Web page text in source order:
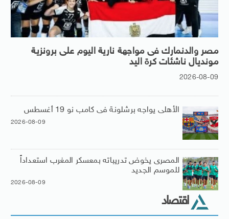
مصر والدنمارك فى مواجهة نارية اليوم على برونزية
مونديال ناشئات كرة اليد
2026-08-09
الأهلى يواجه برشلونة فى كامب نو 19 أغسطس
2026-08-09
المصرى يخوض تدريباته بمعسكر المغرب استعداداً
للموسم الجديد
2026-08-09
اقتصاد